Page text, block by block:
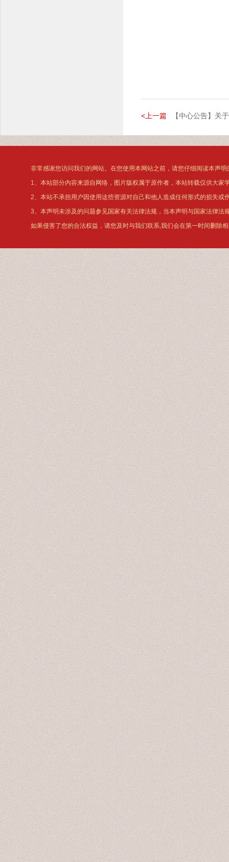
<上一篇 【中心公告】关
非常感谢您访问我们的网站。在您使用本网站之前，请您仔细阅读本声明
1、本站部分内容来源自网络，图片版权属于原作者，本站转载仅供大家
2、本站不承担用户因使用这些资源对自己和他人造成任何形式的损失或
3、本声明未涉及的问题参见国家有关法律法规，当本声明与国家法律法
如果侵害了您的合法权益，请您及时与我们联系,我们会在第一时间删除